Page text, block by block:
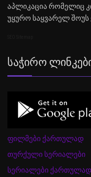
აპლიკაცია რომელიც
უყურო საყვარელ შოუს
Საჭირო
ფილმები ქართულად
თურქული სერიალები
სერიალები ქართულად